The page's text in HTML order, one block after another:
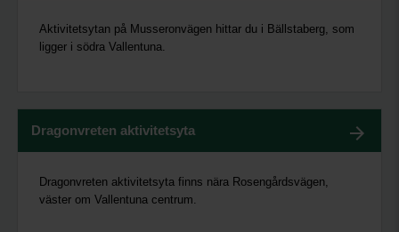
Aktivitetsytan på Musseronvägen hittar du i Bällstaberg, som
ligger i södra Vallentuna.
Dragonvreten aktivitetsyta
Dragonvreten aktivitetsyta finns nära Rosengårdsvägen,
väster om Vallentuna centrum.